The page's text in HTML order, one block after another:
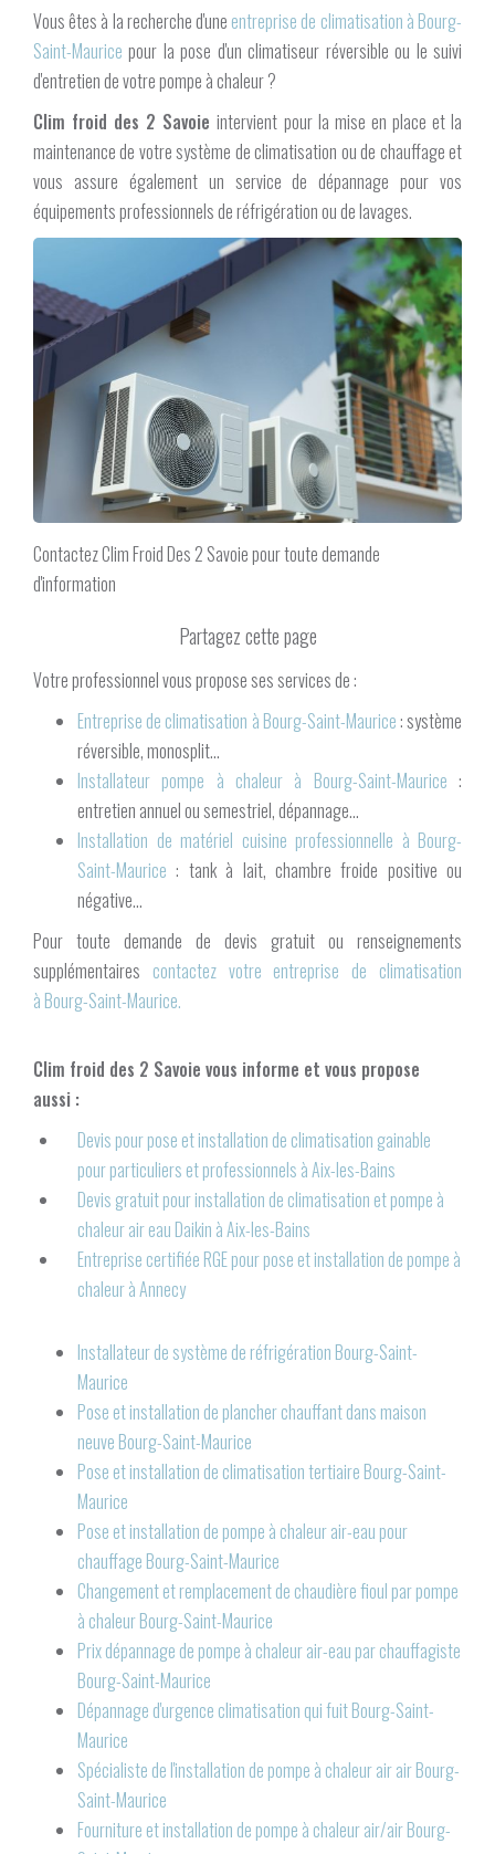
Vous êtes à la recherche d'une entreprise de climatisation à Bourg-
Saint-Maurice pour la pose d'un climatiseur réversible ou le suivi
d'entretien de votre pompe à chaleur ?
Clim froid des 2 Savoieintervient pour la mise en place et la
maintenance de votre système de climatisation ou de chauffage et
vous assure également un service de dépannage pour vos
équipements professionnels de réfrigération ou de lavages.
Contactez Clim Froid Des 2 Savoie pour toute demande
d'information
Votre professionnel vous propose ses services de :
Entreprise de climatisation à Bourg-Saint-Maurice: système
réversible, monosplit...
Installateur pompe à chaleur à Bourg-Saint-Maurice :
entretien annuel ou semestriel, dépannage...
Installation de matériel cuisine professionnelle à Bourg-
Saint-Maurice : tank à lait, chambre froide positive ou
négative...
Pour toute demande de devis gratuit ou renseignements
supplémentaires contactez votre entreprise de climatisation
à Bourg-Saint-Maurice.
Clim froid des 2 Savoie vous informe et vous propose
aussi :
Devis pour pose et installation de climatisation gainable
pour particuliers et professionnels à Aix-les-Bains
Devis gratuit pour installation de climatisation et pompe à
chaleur air eau Daikin à Aix-les-Bains
Entreprise certifiée RGE pour pose et installation de pompe à
chaleur à Annecy
Installateur de système de réfrigération Bourg-Saint-
Maurice
Pose et installation de plancher chauffant dans maison
neuve Bourg-Saint-Maurice
Pose et installation de climatisation tertiaire Bourg-Saint-
Maurice
Pose et installation de pompe à chaleur air-eau pour
chauffage Bourg-Saint-Maurice
Changement et remplacement de chaudière fioul par pompe
à chaleur Bourg-Saint-Maurice
Prix dépannage de pompe à chaleur air-eau par chauffagiste
Bourg-Saint-Maurice
Dépannage d'urgence climatisation qui fuit Bourg-Saint-
Maurice
Spécialiste de l'installation de pompe à chaleur air air Bourg-
Saint-Maurice
Fourniture et installation de pompe à chaleur air/air Bourg-